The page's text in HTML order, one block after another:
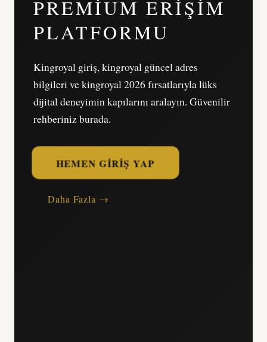
PREMIUM ERIŞIM
PLATFORMU
Kingroyal giriş, kingroyal güncel adres
bilgileri ve kingroyal 2026 fırsatlarıyla lüks
dijital deneyimin kapılarını aralayın. Güvenilir
rehberiniz burada.
HEMEN GIRIŞ YAP
Daha Fazla →